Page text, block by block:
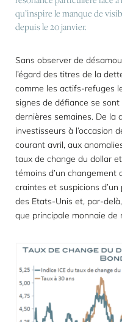
qu’inspire le manque de
depuis le 20 janvier.
Sans observer de
l’égard des titres de la
comme les actifs-refuges
signes de défiance se
dernières semaines. De la
investisseurs à l’occasion
courant avril, aux
taux de change du dollar
témoins d’un
craintes et suspicions
des Etats-Unis et, par-
que principale monnaie de